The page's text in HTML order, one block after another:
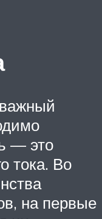
— это
тока. Во
на первые